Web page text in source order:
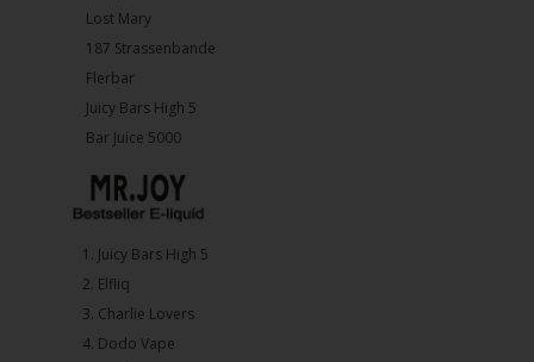
Lost Mary
187 Strassenbande
Flerbar
Juicy Bars High 5
Bar Juice 5000
1.⁠ ⁠Juicy Bars High 5
2.⁠ ⁠⁠Elfliq
3.⁠ ⁠⁠Charlie Lovers
4.⁠ ⁠⁠Dodo Vape